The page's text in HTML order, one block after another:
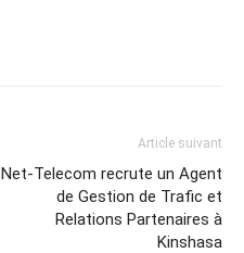
Article suivant
Net-Telecom recrute un Agent
de Gestion de Trafic et
Relations Partenaires à
Kinshasa